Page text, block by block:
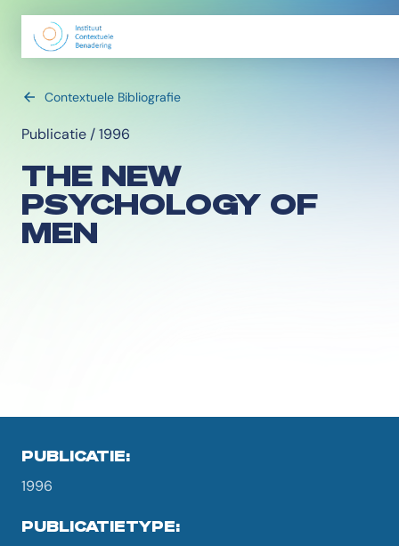
Contextuele Bibliografie
Publicatie / 1996
THE NEW
PSYCHOLOGY OF
MEN
PUBLICATIE:
1996
PUBLICATIETYPE: